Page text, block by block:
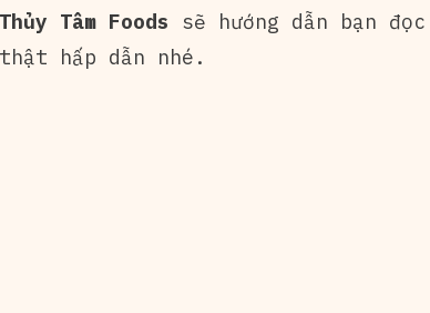
Thủy Tâm Foods sẽ hướng dẫn bạn đọc
thật hấp dẫn nhé.